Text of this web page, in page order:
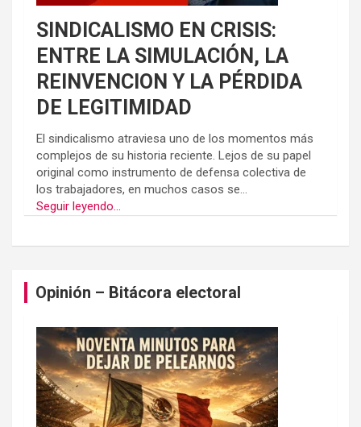
SINDICALISMO EN CRISIS:
ENTRE LA SIMULACIÓN, LA
REINVENCION Y LA PÉRDIDA
DE LEGITIMIDAD
El sindicalismo atraviesa uno de los momentos más
complejos de su historia reciente. Lejos de su papel
original como instrumento de defensa colectiva de
los trabajadores, en muchos casos se...
Seguir leyendo...
Opinión – Bitácora electoral